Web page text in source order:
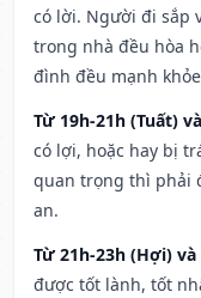
có lời. Người đi sắp
trong nhà đều hòa
đình đều mạnh
Từ 19h-21h (Tuất)
có lợi, hoặc hay bị
quan trọng thì phải
an.
Từ 21h-23h (Hợi)
được tốt lành, tốt